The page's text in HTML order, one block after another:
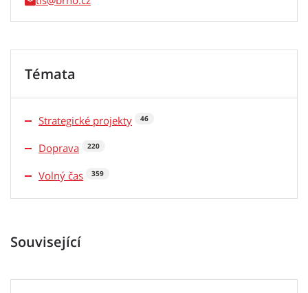
Témata
Strategické projekty 46
Doprava 220
Volný čas 359
Související